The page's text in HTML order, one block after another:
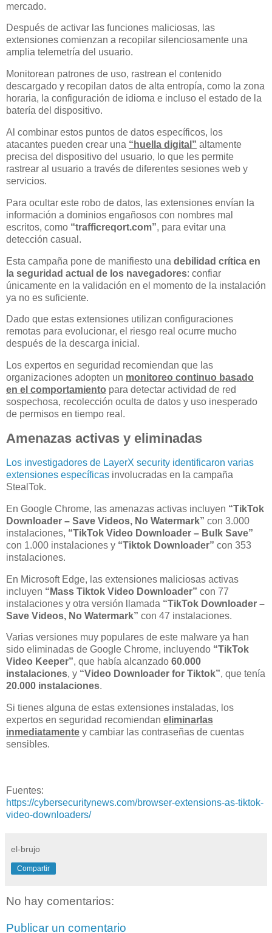
mercado.
Después de activar las funciones maliciosas, las
extensiones comienzan a recopilar silenciosamente una
amplia telemetría del usuario.
Monitorean patrones de uso, rastrean el contenido
descargado y recopilan datos de alta entropía, como la zona
horaria, la configuración de idioma e incluso el estado de la
batería del dispositivo.
Al combinar estos puntos de datos específicos, los
atacantes pueden crear una “huella digital” altamente
precisa del dispositivo del usuario, lo que les permite
rastrear al usuario a través de diferentes sesiones web y
servicios.
Para ocultar este robo de datos, las extensiones envían la
información a dominios engañosos con nombres mal
escritos, como “trafficreqort.com”, para evitar una
detección casual.
Esta campaña pone de manifiesto una debilidad crítica en
la seguridad actual de los navegadores: confiar
únicamente en la validación en el momento de la instalación
ya no es suficiente.
Dado que estas extensiones utilizan configuraciones
remotas para evolucionar, el riesgo real ocurre mucho
después de la descarga inicial.
Los expertos en seguridad recomiendan que las
organizaciones adopten un monitoreo continuo basado
en el comportamiento para detectar actividad de red
sospechosa, recolección oculta de datos y uso inesperado
de permisos en tiempo real.
Amenazas activas y eliminadas
Los investigadores de LayerX security identificaron varias
extensiones específicas involucradas en la campaña
StealTok.
En Google Chrome, las amenazas activas incluyen “TikTok
Downloader – Save Videos, No Watermark” con 3.000
instalaciones, “TikTok Video Downloader – Bulk Save”
con 1.000 instalaciones y “Tiktok Downloader” con 353
instalaciones.
En Microsoft Edge, las extensiones maliciosas activas
incluyen “Mass Tiktok Video Downloader” con 77
instalaciones y otra versión llamada “TikTok Downloader –
Save Videos, No Watermark” con 47 instalaciones.
Varias versiones muy populares de este malware ya han
sido eliminadas de Google Chrome, incluyendo “TikTok
Video Keeper”, que había alcanzado 60.000
instalaciones, y “Video Downloader for Tiktok”, que tenía
20.000 instalaciones.
Si tienes alguna de estas extensiones instaladas, los
expertos en seguridad recomiendan eliminarlas
inmediatamente y cambiar las contraseñas de cuentas
sensibles.
Fuentes:
https://cybersecuritynews.com/browser-extensions-as-tiktok-
video-downloaders/
el-brujo
Compartir
No hay comentarios:
Publicar un comentario